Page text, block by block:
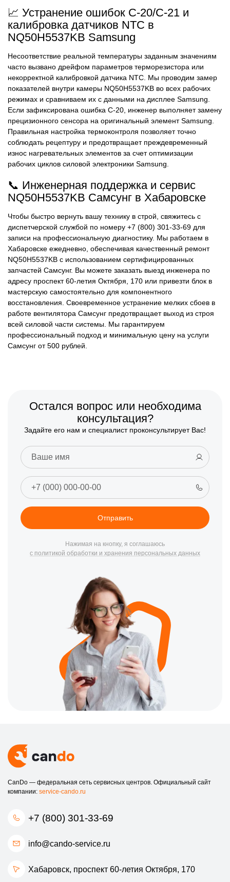
📈 Устранение ошибок C-20/C-21 и
калибровка датчиков NTC в
NQ50H5537KB Samsung
Несоответствие реальной температуры заданным значениям
часто вызвано дрейфом параметров терморезистора или
некорректной калибровкой датчика NTC. Мы проводим замер
показателей внутри камеры NQ50H5537KB во всех рабочих
режимах и сравниваем их с данными на дисплее Samsung.
Если зафиксирована ошибка C-20, инженер выполняет замену
прецизионного сенсора на оригинальный элемент Samsung.
Правильная настройка термоконтроля позволяет точно
соблюдать рецептуру и предотвращает преждевременный
износ нагревательных элементов за счет оптимизации
рабочих циклов силовой электроники Samsung.
📞 Инженерная поддержка и сервис
NQ50H5537KB Самсунг в Хабаровске
Чтобы быстро вернуть вашу технику в строй, свяжитесь с
диспетчерской службой по номеру +7 (800) 301-33-69 для
записи на профессиональную диагностику. Мы работаем в
Хабаровске ежедневно, обеспечивая качественный ремонт
NQ50H5537KB с использованием сертифицированных
запчастей Самсунг. Вы можете заказать выезд инженера по
адресу проспект 60-летия Октября, 170 или привезти блок в
мастерскую самостоятельно для компонентного
восстановления. Своевременное устранение мелких сбоев в
работе вентилятора Самсунг предотвращает выход из строя
всей силовой части системы. Мы гарантируем
профессиональный подход и минимальную цену на услуги
Самсунг от 500 рублей.
Остался вопрос или необходима
консультация?
Задайте его нам и специалист проконсультирует Вас!
Отправить
Нажимая на кнопку, я соглашаюсь
с политикой обработки и хранения персональных данных
CanDo — федеральная сеть сервисных центров. Официальный сайт
компании: service-cando.ru
+7 (800) 301-33-69
info@cando-service.ru
Хабаровск, проспект 60-летия Октября, 170